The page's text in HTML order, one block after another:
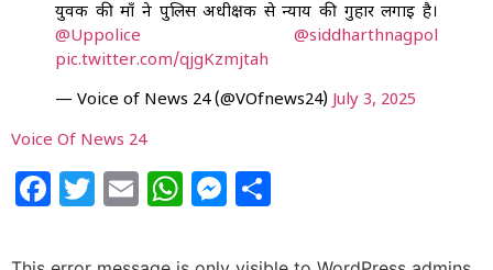
युवक की माँ ने पुलिस अधीक्षक से न्याय की गुहार लगाई है।
@Uppolice
@siddharthnagpol
pic.twitter.com/qjgKzmjtah
— Voice of News 24 (@VOfnews24) July 3, 2025
Voice Of News 24
Facebook
Twitter
EmailWhatsApp
Messenger